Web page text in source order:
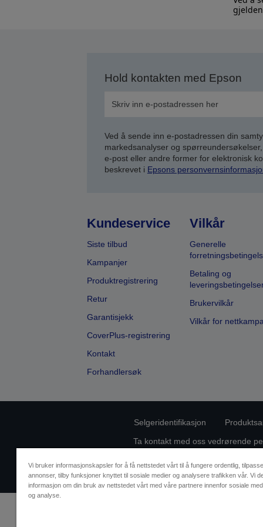
Hold kontakten med Epson
Ved å sende inn e-postadressen din
markedsanalyser og
e-post eller andre former for elektronisk
beskrevet i Epsons
Kundeservice
Siste tilbud
Kampanjer
Produktregistrering
Retur
Garantisjekk
CoverPlus-registrering
Kontakt
Forhandlersøk
Vilkår
Generelle
Betaling og
Brukervilkår
Vilkår for
Selgeridentifikasjon
Ta kontakt med oss vedrørende
Vi bruker informasjonskapsler for å få nettstedet vårt til å fungere ordentlig,
annonser, tilby funksjoner knyttet til sosiale medier og analysere trafikken vår. Vi
informasjon om din bruk av nettstedet vårt med våre partnere innenfor sosiale
og analyse.